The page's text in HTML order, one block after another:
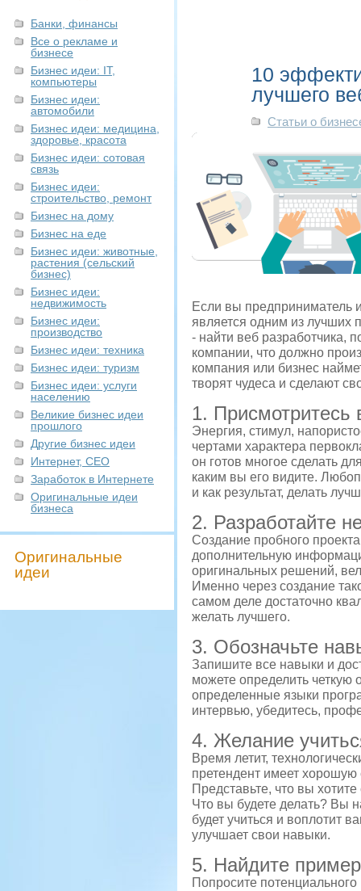
Банки, финансы
Все о рекламе и
бизнесе
Бизнес идеи: IT,
компьютеры
Бизнес идеи:
автомобили
Бизнес идеи: медицина,
здоровье, красота
Бизнес идеи: сотовая
связь
Бизнес идеи:
строительство, ремонт
Бизнес на дому
Бизнес на еде
Бизнес идеи: животные,
растения (сельский
бизнес)
Бизнес идеи:
недвижимость
Бизнес идеи:
производство
Бизнес идеи: техника
Бизнес идеи: туризм
Бизнес идеи: услуги
населению
Великие бизнес идеи
прошлого
Другие бизнес идеи
Интернет, СЕО
Заработок в Интернете
Оригинальные идеи
бизнеса
Оригинальные
идеи
10
лучшего
Статьи о
Если вы предприниматель
является одним из лучших
- найти веб разработчика,
компании, что должно
компания или бизнес
творят чудеса и сделают
1. Присмотритесь
Энергия, стимул,
чертами характера
он готов многое сделать
каким вы его видите.
и как результат, делать
2. Разработайте
Создание пробного
дополнительную
оригинальных решений,
Именно через создание
самом деле достаточно
желать лучшего.
3. Обозначьте
Запишите все навыки и
можете определить четкую
определенные языки
интервью, убедитесь,
4. Желание
Время летит,
претендент имеет хорошую
Представьте, что вы
Что вы будете делать? Вы
будет учиться и воплотит
улучшает свои навыки.
5. Найдите
Попросите